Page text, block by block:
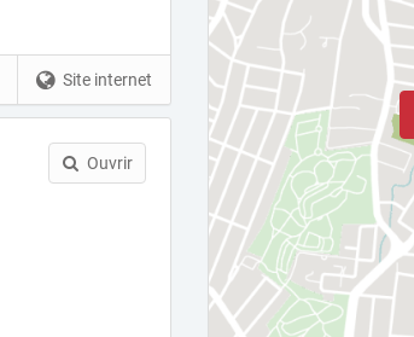
Site internet
Ouvrir